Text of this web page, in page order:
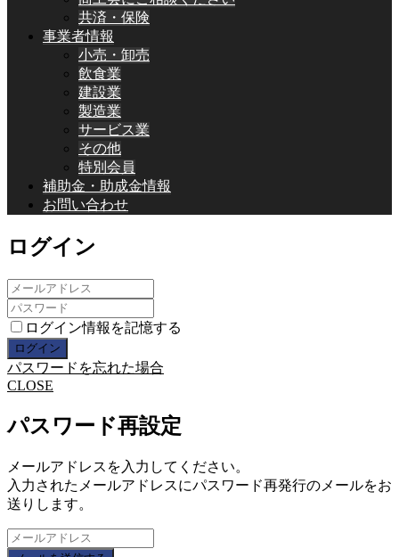
共済・保険
事業者情報
小売・卸売
飲食業
建設業
製造業
サービス業
その他
特別会員
補助金・助成金情報
お問い合わせ
ログイン
ログイン情報を記憶する
パスワードを忘れた場合
CLOSE
パスワード再設定
メールアドレスを入力してください。
入力されたメールアドレスにパスワード再発行のメールをお
送りします。